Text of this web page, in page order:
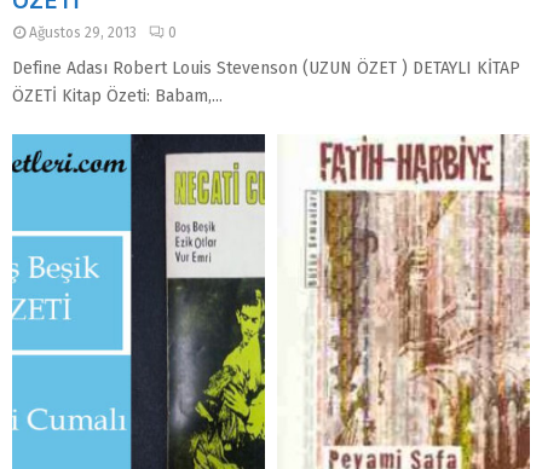
Ağustos 29, 2013 0
Define Adası Robert Louis Stevenson (UZUN ÖZET ) DETAYLI KİTAP
ÖZETİ Kitap Özeti: Babam,...